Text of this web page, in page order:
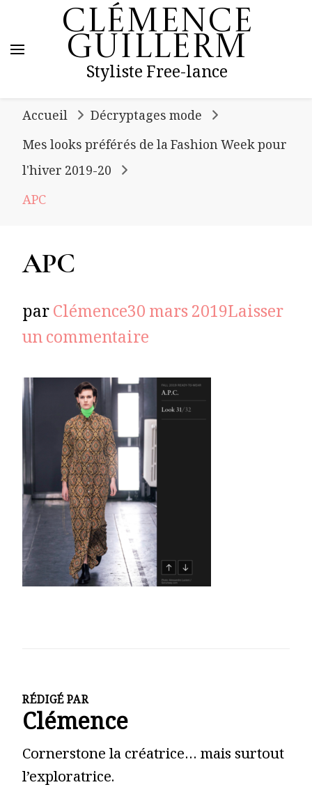
Clémence
Guillerm
Styliste Free-lance
Accueil
Décryptages mode
Mes looks préférés de la Fashion Week pour
l'hiver 2019-20
APC
APC
parClémence30 mars 2019Laisser
un commentaire
RÉDIGÉ PAR
Clémence
Cornerstone la créatrice… mais surtout
l’exploratrice.